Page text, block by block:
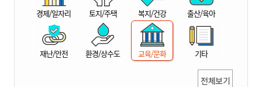
산
경제/일자리 토지/주택 복지/건강 출산/육아
재난/안전 환경/상수도 교육/문화 기타
전체보기